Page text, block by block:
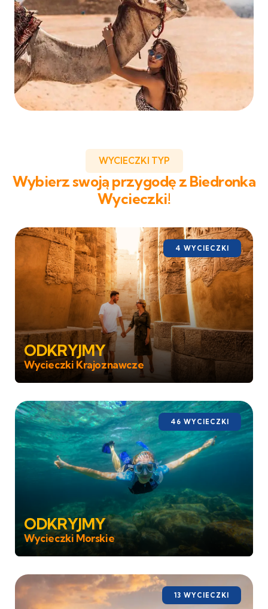
WYCIECZKI TYP
Wybierz swoją przygodę z Biedronka
Wycieczki!
4 WYCIECZKI
ODKRYJMY
Wycieczki Krajoznawcze
46 WYCIECZKI
ODKRYJMY
Wycieczki Morskie
13 WYCIECZKI